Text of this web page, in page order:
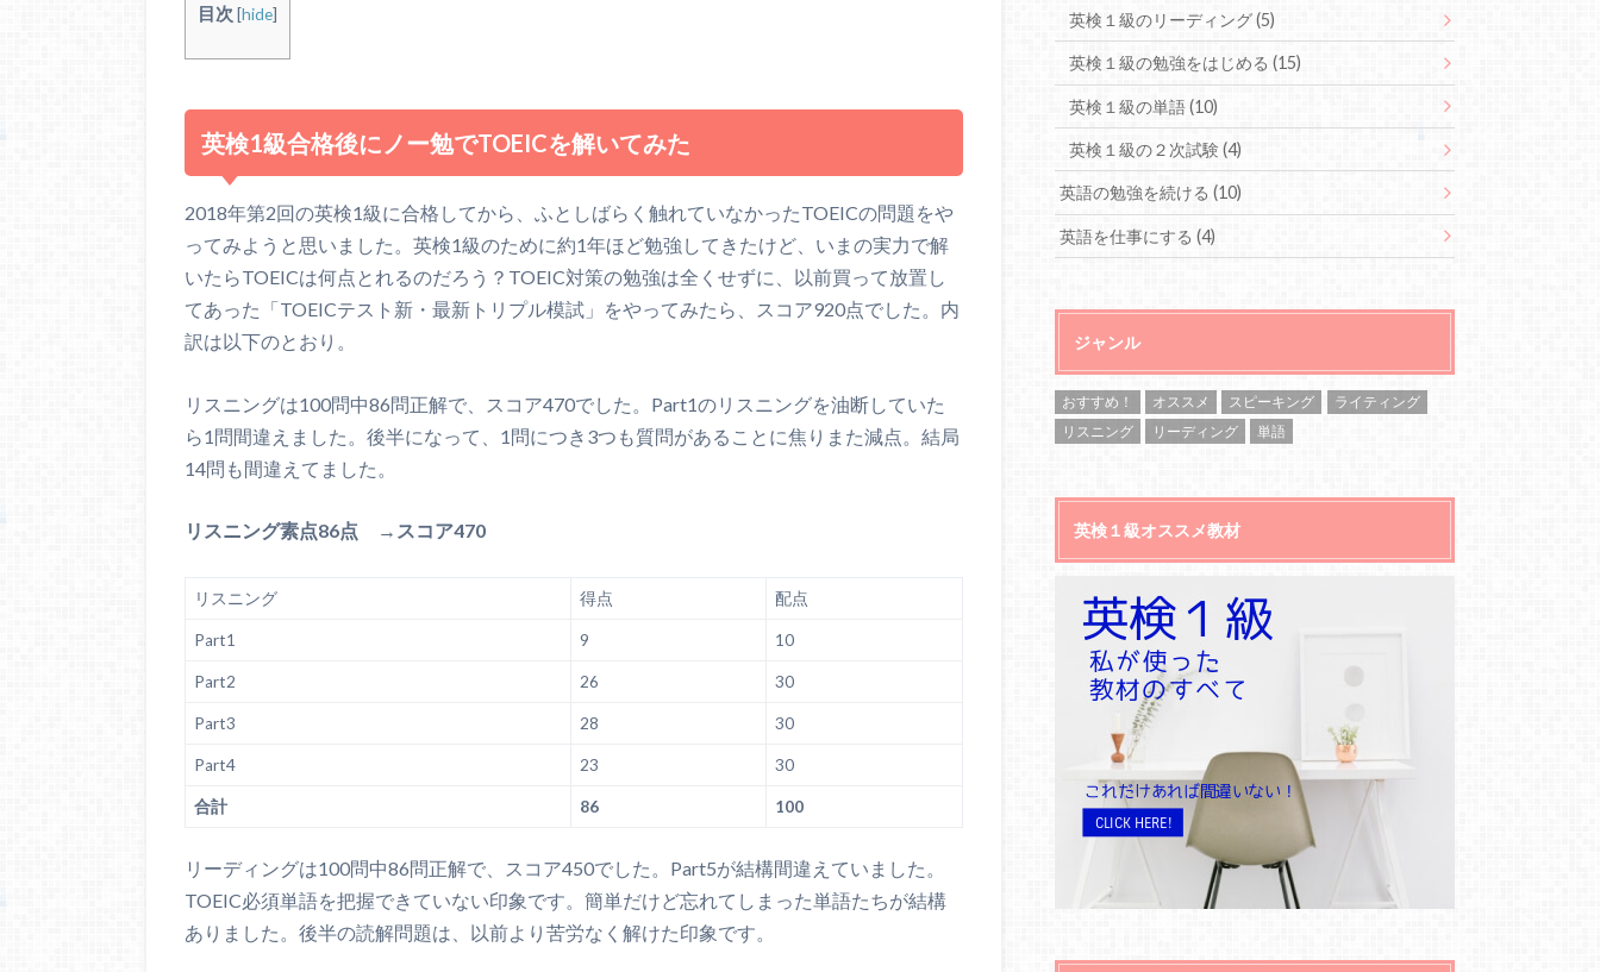
目次 [hide]
英検1級合格後にノー勉でTOEICを解いてみた
2018年第2回の英検1級に合格してから、ふとしばらく触れていなかったTOEICの問題をや
ってみようと思いました。英検1級のために約1年ほど勉強してきたけど、いまの実力で解
いたらTOEICは何点とれるのだろう？TOEIC対策の勉強は全くせずに、以前買って放置し
てあった「TOEICテスト新・最新トリプル模試」をやってみたら、スコア920点でした。内
訳は以下のとおり。
リスニングは100問中86問正解で、スコア470でした。Part1のリスニングを油断していた
ら1問間違えました。後半になって、1問につき3つも質問があることに焦りまた減点。結局
14問も間違えてました。
リスニング素点86点 →スコア470
リスニング 得点 配点
Part1 9 10
Part2 26 30
Part3 28 30
Part4 23 30
合計 86 100
リーディングは100問中86問正解で、スコア450でした。Part5が結構間違えていました。
TOEIC必須単語を把握できていない印象です。簡単だけど忘れてしまった単語たちが結構
ありました。後半の読解問題は、以前より苦労なく解けた印象です。
英検１級のリーディング(5)
英検１級の勉強をはじめる (15)
英検１級の単語(10)
英検１級の２次試験 (4)
英語の勉強を続ける(10)
英語を仕事にする(4)
ジャンル
おすすめ！ オススメ スピーキング
ライティング
リスニング
リーディング 単語
英検１級オススメ教材